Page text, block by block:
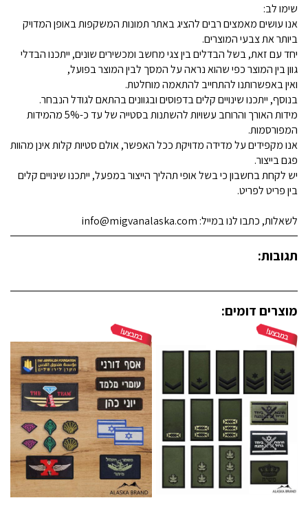
שימו לב:
אנו עושים מאמצים רבים להציג באתר תמונות המשקפות באופן המדויק
ביותר את צבעי המוצרים.
יחד עם זאת, בשל הבדלים בין צגי מחשב ומכשירים שונים, ייתכנו הבדלי
גוון בין המוצר כפי שהוא נראה על המסך לבין המוצר בפועל,
ואין באפשרותנו להתחייב להתאמה מוחלטת.
בנוסף, ייתכנו שינויים קלים בדפוסים ובגוונים בהתאם לגודל הנבחר.
מידות האורך והרוחב עשויות להשתנות בסטייה של עד כ-5% מהמידות
המפורסמות.
אנו מקפידים על מדידה מדויקת ככל האפשר, אולם סטיות קלות אינן מהוות
פגם בייצור.
יש לקחת בחשבון כי בשל אופי תהליך הייצור במפעל, ייתכנו שינויים קלים
בין פריט לפריט.
לשאלות, כתבו לנו במייל: info@migvanalaska.com
תגובות:
מוצרים דומים: